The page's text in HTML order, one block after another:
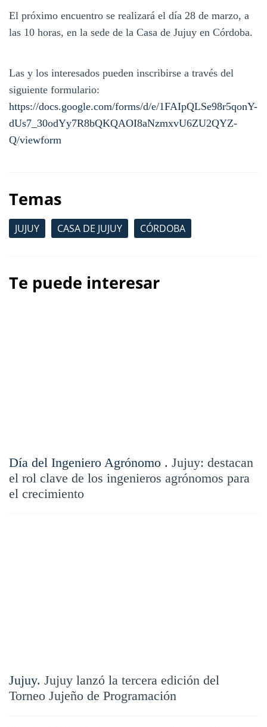
El próximo encuentro se realizará el día 28 de marzo, a
las 10 horas, en la sede de la Casa de Jujuy en Córdoba.
Las y los interesados pueden inscribirse a través del
siguiente formulario:
https://docs.google.com/forms/d/e/1FAIpQLSe98r5qonY-
dUs7_30odYy7R8bQKQAOI8aNzmxvU6ZU2QYZ-
Q/viewform
Temas
JUJUY CASA DE JUJUY CÓRDOBA
Te puede interesar
Día del Ingeniero Agrónomo . Jujuy: destacan
el rol clave de los ingenieros agrónomos para
el crecimiento
Jujuy. Jujuy lanzó la tercera edición del
Torneo Jujeño de Programación